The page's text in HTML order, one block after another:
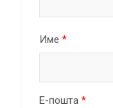
Име *
Е-пошта *